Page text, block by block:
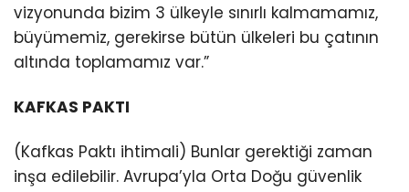
vizyonunda bizim 3 ülkeyle sınırlı kalmamamız,
büyümemiz, gerekirse bütün ülkeleri bu çatının
altında toplamamız var.”
KAFKAS PAKTI
(Kafkas Paktı ihtimali) Bunlar gerektiği zaman
inşa edilebilir. Avrupa’yla Orta Doğu güvenlik